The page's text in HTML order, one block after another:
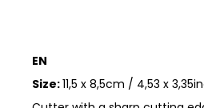
EN
Size:11,5 x 8,5cm / 4,53 x